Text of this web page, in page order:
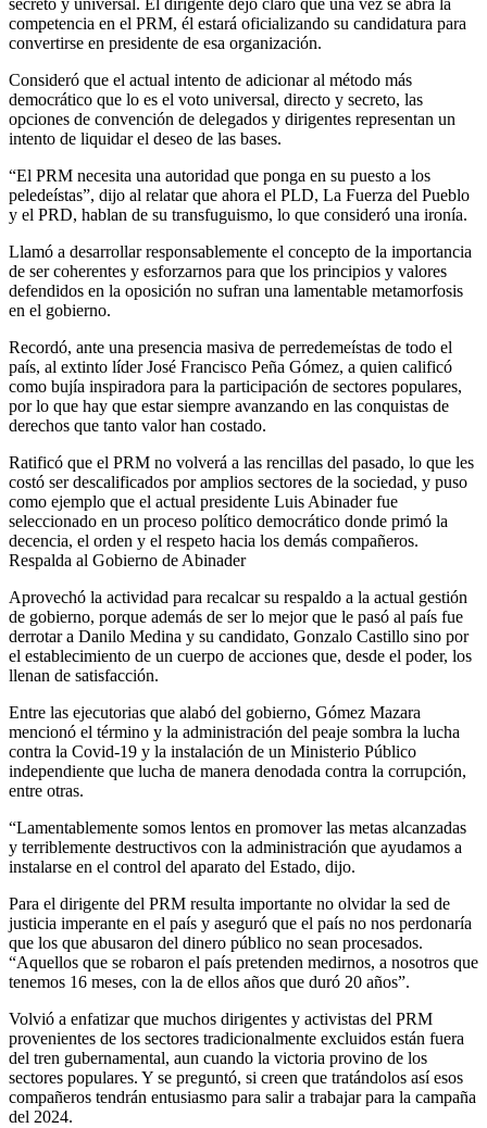
secreto y universal. El dirigente dejó claro que una vez se abra la
competencia en el PRM, él estará oficializando su candidatura para
convertirse en presidente de esa organización.
Consideró que el actual intento de adicionar al método más
democrático que lo es el voto universal, directo y secreto, las
opciones de convención de delegados y dirigentes representan un
intento de liquidar el deseo de las bases.
“El PRM necesita una autoridad que ponga en su puesto a los
peledeístas”, dijo al relatar que ahora el PLD, La Fuerza del Pueblo
y el PRD, hablan de su transfuguismo, lo que consideró una ironía.
Llamó a desarrollar responsablemente el concepto de la importancia
de ser coherentes y esforzarnos para que los principios y valores
defendidos en la oposición no sufran una lamentable metamorfosis
en el gobierno.
Recordó, ante una presencia masiva de perredemeístas de todo el
país, al extinto líder José Francisco Peña Gómez, a quien calificó
como bujía inspiradora para la participación de sectores populares,
por lo que hay que estar siempre avanzando en las conquistas de
derechos que tanto valor han costado.
Ratificó que el PRM no volverá a las rencillas del pasado, lo que les
costó ser descalificados por amplios sectores de la sociedad, y puso
como ejemplo que el actual presidente Luis Abinader fue
seleccionado en un proceso político democrático donde primó la
decencia, el orden y el respeto hacia los demás compañeros.
Respalda al Gobierno de Abinader
Aprovechó la actividad para recalcar su respaldo a la actual gestión
de gobierno, porque además de ser lo mejor que le pasó al país fue
derrotar a Danilo Medina y su candidato, Gonzalo Castillo sino por
el establecimiento de un cuerpo de acciones que, desde el poder, los
llenan de satisfacción.
Entre las ejecutorias que alabó del gobierno, Gómez Mazara
mencionó el término y la administración del peaje sombra la lucha
contra la Covid-19 y la instalación de un Ministerio Público
independiente que lucha de manera denodada contra la corrupción,
entre otras.
“Lamentablemente somos lentos en promover las metas alcanzadas
y terriblemente destructivos con la administración que ayudamos a
instalarse en el control del aparato del Estado, dijo.
Para el dirigente del PRM resulta importante no olvidar la sed de
justicia imperante en el país y aseguró que el país no nos perdonaría
que los que abusaron del dinero público no sean procesados.
“Aquellos que se robaron el país pretenden medirnos, a nosotros que
tenemos 16 meses, con la de ellos años que duró 20 años”.
Volvió a enfatizar que muchos dirigentes y activistas del PRM
provenientes de los sectores tradicionalmente excluidos están fuera
del tren gubernamental, aun cuando la victoria provino de los
sectores populares. Y se preguntó, si creen que tratándolos así esos
compañeros tendrán entusiasmo para salir a trabajar para la campaña
del 2024.